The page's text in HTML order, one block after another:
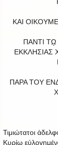
ΚΑΙ
ΠΑΝΤΙ
ΕΚΚΛΗΣΙΑΣ
ΠΑΡΑ ΤΟΥ
Τιμιώτατοι
Κυρίῳ